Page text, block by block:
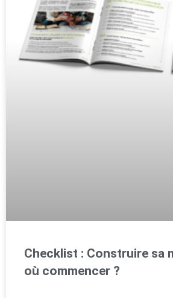
Checklist : Construire sa
où commencer ?